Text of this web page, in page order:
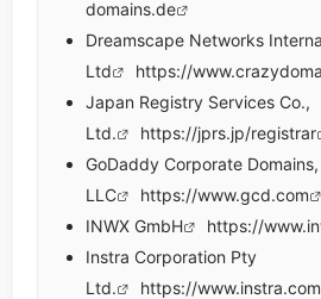
domains.de
Dreamscape Networks
Ltd
https://
Japan Registry Services Co.,
Ltd.
https://jprs.jp/registrar
GoDaddy Corporate Domains,
LLC
https://www.gcd.com
INWX GmbH
https://
Instra Corporation Pty
Ltd.
https://www.instra.com